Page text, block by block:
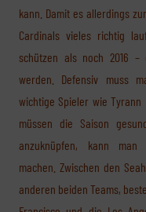
kann. Damit es allerdings
Cardinals vieles richtig
schützen als noch 2016
werden. Defensiv muss
wichtige Spieler wie
müssen die Saison
anzuknüpfen, kann man
machen. Zwischen den
anderen beiden Teams,